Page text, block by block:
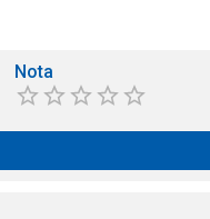
Nota